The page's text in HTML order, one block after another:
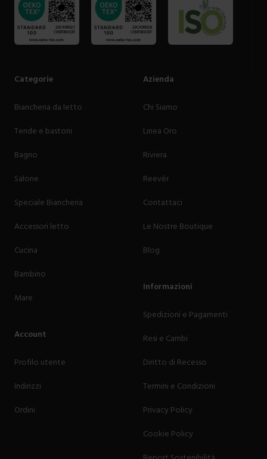
Categorie
Biancheria da letto
Tende e bastoni
Bagno
Salone
Speciale Biancheria
Accessori letto
Cucina
Bambino
Mare
Account
Profilo utente
Indirizzi
Ordini
Azienda
Chi Siamo
Linea Oro
Riviera
Reevèr
Contattaci
Le Nostre Boutique
Blog
Informazioni
Spedizioni e Pagamenti
Resi e Cambi
Diritto di Recesso
Termini e Condizioni
Privacy Policy
Cookie Policy